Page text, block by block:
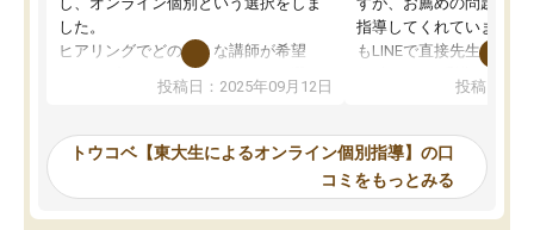
した。
ヒアリングでどのような講師が希望
か、オプションは付帯するかなど選ぶ
事が出来ました。
ーティングを行い、その講師で良いか
見てから講師を決定する事ができま
す。
投稿日：2025年09月12日
指導してくれています。
もLINEで直接先生に質問
めれるので、個人に合
いなのがあり(有料)、受
ことをどんなスケジュー
くか相談したのですが、
ち期待したものではなく
投稿日：
トウコベ【東大生によるオンライン個別指導】の口
コミをもっとみる